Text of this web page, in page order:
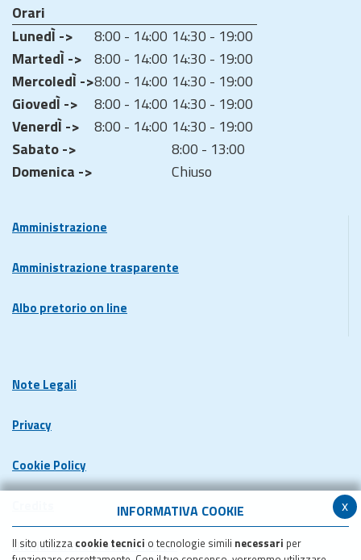
x
INFORMATIVA COOKIE
Il sito utilizza cookie tecnici o tecnologie simili necessari per
Orari
LunedÌ ->
8:00 - 14:00 14:30 - 19:00
MartedÌ -> 8:00 - 14:00 14:30 - 19:00
MercoledÌ ->8:00 - 14:00 14:30 - 19:00
GiovedÌ ->
8:00 - 14:00 14:30 - 19:00
VenerdÌ ->
8:00 - 14:00 14:30 - 19:00
Sabato ->
8:00 - 13:00
Domenica ->
Chiuso
Amministrazione
Amministrazione trasparente
Albo pretorio on line
Note Legali
Privacy
Cookie Policy
Dichiarazione di accessibilita'